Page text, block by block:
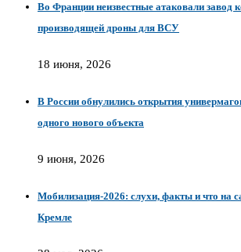
Во Франции неизвестные атаковали завод
производящей дроны для ВСУ
18 июня, 2026
В России обнулились открытия
одного нового объекта
9 июня, 2026
Мобилизация-2026: слухи, факты и что на
Кремле